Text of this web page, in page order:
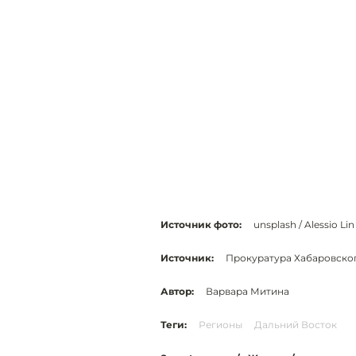
Источник фото: unsplash / Alessio Lin
Источник: Прокуратура
Автор: Варвара Митина
Теги: Регионы Дальний Восток